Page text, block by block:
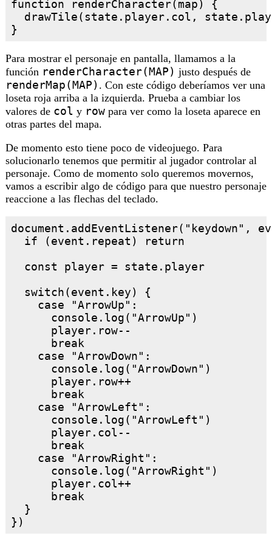
function renderCharacter(map) {
drawTile(state.player.col,
Para mostrar el personaje en pantalla, llamamos a la
función renderCharacter(MAP) justo después de
renderMap(MAP) . Con este código deberíamos ver una
loseta roja arriba a la izquierda. Prueba a cambiar los
valores de col y row para ver como la loseta aparece en
otras partes del mapa.
De momento esto tiene poco de videojuego. Para
solucionarlo tenemos que permitir al jugador controlar al
personaje. Como de momento solo queremos movernos,
vamos a escribir algo de código para que nuestro personaje
reaccione a las flechas del teclado.
document.addEventListener("keydown",
  if (event.repeat) return
  const player = state.player
  switch(event.key) {
    case "ArrowUp":
      console.log("ArrowUp")
      player.row--
      break
    case "ArrowDown":
      console.log("ArrowDown")
      player.row++
      break
    case "ArrowLeft":
      console.log("ArrowLeft")
      player.col--
      break
    case "ArrowRight":
      console.log("ArrowRight")
      player.col++
      break
  }